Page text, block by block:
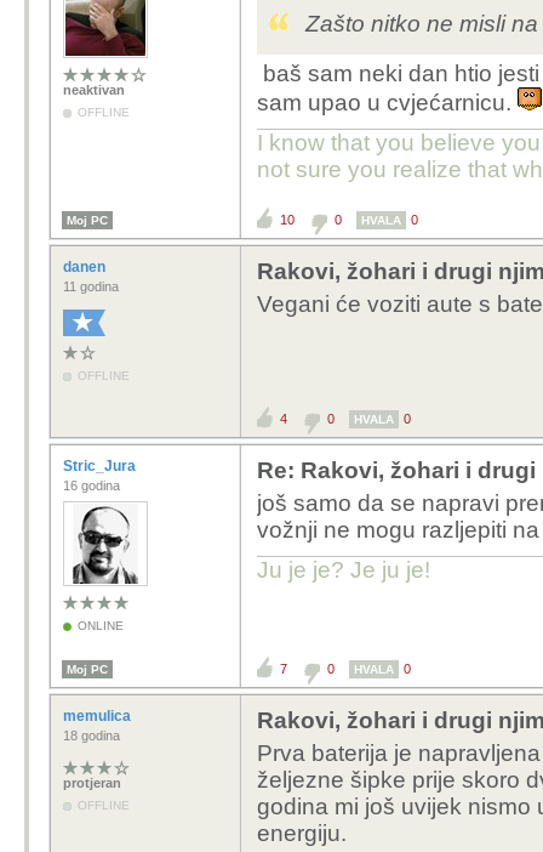
neaktivan
OFFLINE
Zašto nitko ne misli
baš sam neki dan htio
sam upao u cvjećarnicu.
I know that you believe
not sure you realize that
Moj PC 10 0 HVALA 0
danen
11 godina
OFFLINE
Rakovi, žohari i drugi
Vegani će voziti aute s
4 0 HVALA 0
Stric_Jura
16 godina
ONLINE
Re: Rakovi, žohari i
još samo da se napravi
vožnji ne mogu razljepiti
Ju je je? Je ju je!
Moj PC 7 0 HVALA 0
memulica
18 godina
protjeran
OFFLINE
Rakovi, žohari i drugi
Prva baterija je
željezne šipke prije skoro
godina mi još uvijek nismo
energiju.